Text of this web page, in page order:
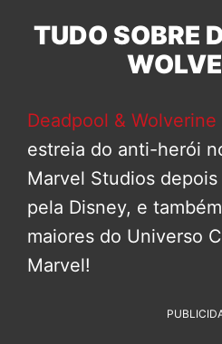
TUDO SOBRE
Deadpool & Wolverine
estreia do anti-herói
Marvel Studios
pela Disney, e
maiores do Universo
Marvel!